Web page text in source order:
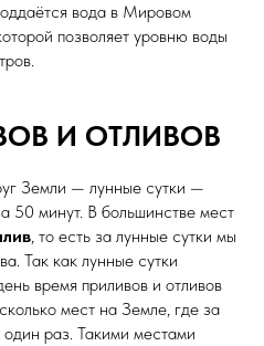
вода в Мировом
позволяет уровню воды
И ОТЛИВОВ
Земли — лунные сутки —
50 минут. В большинстве мест
, то есть за лунные сутки мы
Так как лунные сутки
время приливов и отливов
мест на Земле, где за
один раз. Такими местами